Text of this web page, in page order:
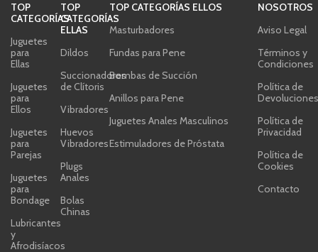
TOP
CATEGORÍAS
Juguetes
para
Ellas
Juguetes
para
Ellos
Juguetes
para
Parejas
Juguetes
para
Bondage
Lubricantes
y
Afrodisíacos
TOP
CATEGORÍAS
ELLAS
Dildos
Succionadores
de Clítoris
Vibradores
Huevos
Vibradores
Plugs
Anales
Bolas
Chinas
TOP CATEGORÍAS ELLOS
Masturbadores
Fundas para Pene
Bombas de Succión
Anillos para Pene
Juguetes Anales Masculinos
Estimuladores de Próstata
NOSOTROS
Aviso Legal
Términos y
Condiciones
Política de
Política de
Privacidad
Política de
Cookies
Contacto